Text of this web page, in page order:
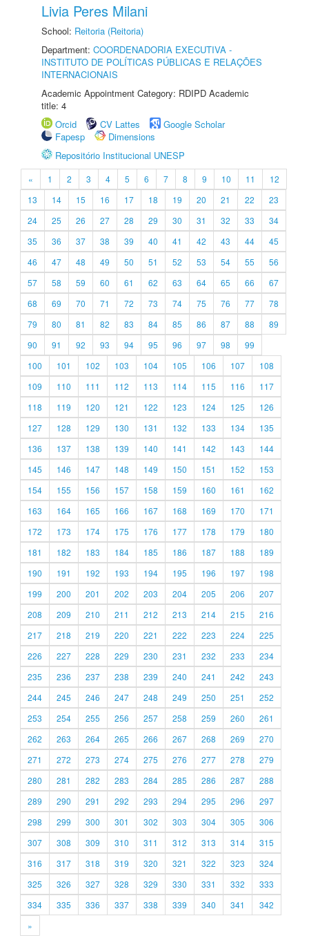
Livia Peres Milani
School: Reitoria (Reitoria)
Department: COORDENADORIA EXECUTIVA -
INSTITUTO DE POLÍTICAS PÚBLICAS E RELAÇÕES
INTERNACIONAIS
Academic Appointment Category: RDIPD Academic
title: 4
Orcid
CV Lattes
Google Scholar
Fapesp
Dimensions
Repositório Institucional UNESP
« 1 2 3 4 5 6 7 8 9 10 11
12
13
14 15 16 17 18 19 20 21 22
23
24
25 26 27 28 29 30 31 32 33
34
35
36 37 38 39 40 41 42 43 44
45
46
47 48 49 50 51 52 53 54 55
56
57
58 59 60 61 62 63 64 65 66
67
68
69 70 71 72 73 74 75 76 77
78
79
80 81 82 83 84 85 86 87 88
89
90
91 92 93 94 95 96 97 98
99
100
101 102 103 104 105 106 107
108
109
110 111 112 113 114 115 116
117
118
119 120 121 122 123 124 125
126
127
128 129 130 131 132 133 134
135
136
137 138 139 140 141 142 143
144
145
146 147 148 149 150 151 152
153
154
155 156 157 158 159 160 161
162
163
164 165 166 167 168 169 170
171
172
173 174 175 176 177 178 179
180
181
182 183 184 185 186 187 188
189
190
191 192 193 194 195 196 197
198
199
200 201 202 203 204 205 206
207
208
209 210 211 212 213 214 215
216
217
218 219 220 221 222 223 224
225
226
227 228 229 230 231 232 233
234
235
236 237 238 239 240 241 242
243
244
245 246 247 248 249 250 251
252
253
254 255 256 257 258 259 260
261
262
263 264 265 266 267 268 269
270
271
272 273 274 275 276 277 278
279
280
281 282 283 284 285 286 287
288
289
290 291 292 293 294 295 296
297
298
299 300 301 302 303 304 305
306
307
308 309 310 311 312 313 314
315
316
317 318 319 320 321 322 323
324
325
326 327 328 329 330 331 332
333
334
335 336 337 338 339 340 341
342
»